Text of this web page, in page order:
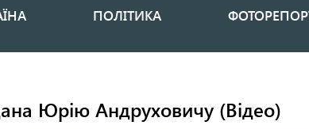
ПОЛІТИКА
Юрію Андруховичу (Відео)